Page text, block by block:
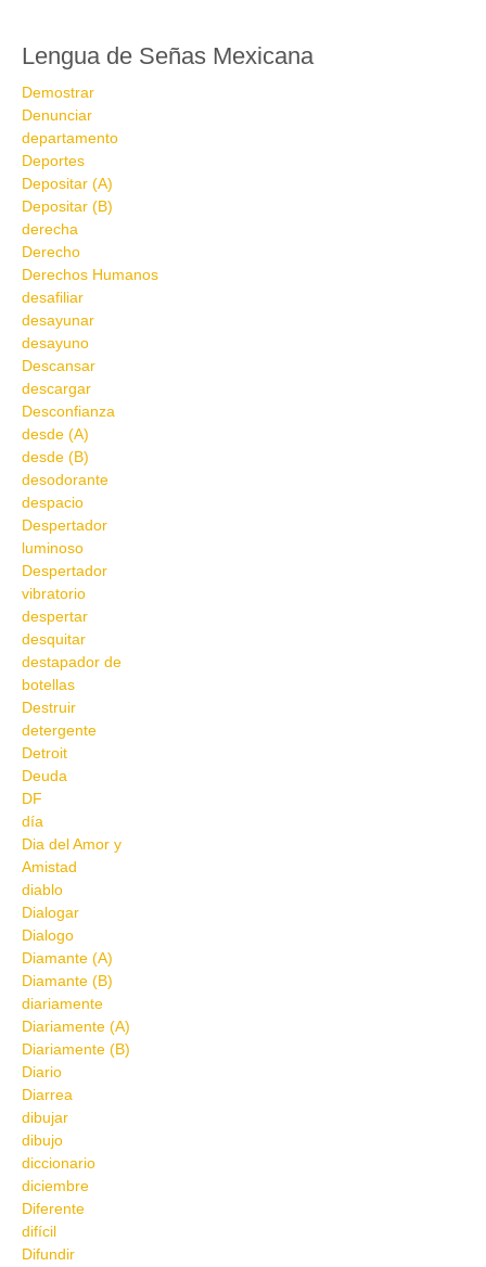
Lengua de Señas Mexicana
Demostrar
Denunciar
departamento
Deportes
Depositar (A)
Depositar (B)
derecha
Derecho
Derechos Humanos
desafiliar
desayunar
desayuno
Descansar
descargar
Desconfianza
desde (A)
desde (B)
desodorante
despacio
Despertador
luminoso
Despertador
vibratorio
despertar
desquitar
destapador de
botellas
Destruir
detergente
Detroit
Deuda
DF
día
Dia del Amor y
Amistad
diablo
Dialogar
Dialogo
Diamante (A)
Diamante (B)
diariamente
Diariamente (A)
Diariamente (B)
Diario
Diarrea
dibujar
dibujo
diccionario
diciembre
Diferente
difícil
Difundir